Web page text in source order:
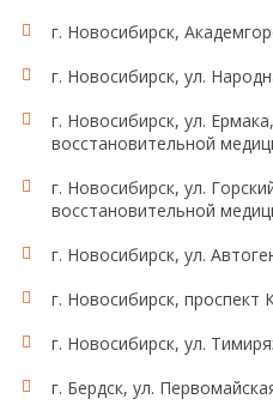
г. Новосибирск,
г. Новосибирск, ул.
г. Новосибирск, ул.
восстановительной
г. Новосибирск, ул.
восстановительной
г. Новосибирск, ул.
г. Новосибирск, проспект
г. Новосибирск, ул.
г. Бердск, ул.